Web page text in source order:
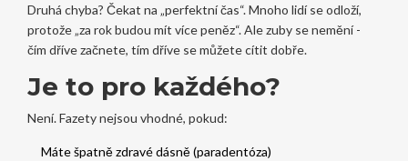
Druhá chyba? Čekat na „perfektní čas“. Mnoho lidí se odloží,
protože „za rok budou mít více peněz“. Ale zuby se nemění -
čím dříve začnete, tím dříve se můžete cítit dobře.
Je to pro každého?
Není. Fazety nejsou vhodné, pokud:
Máte špatně zdravé dásně (paradentóza)